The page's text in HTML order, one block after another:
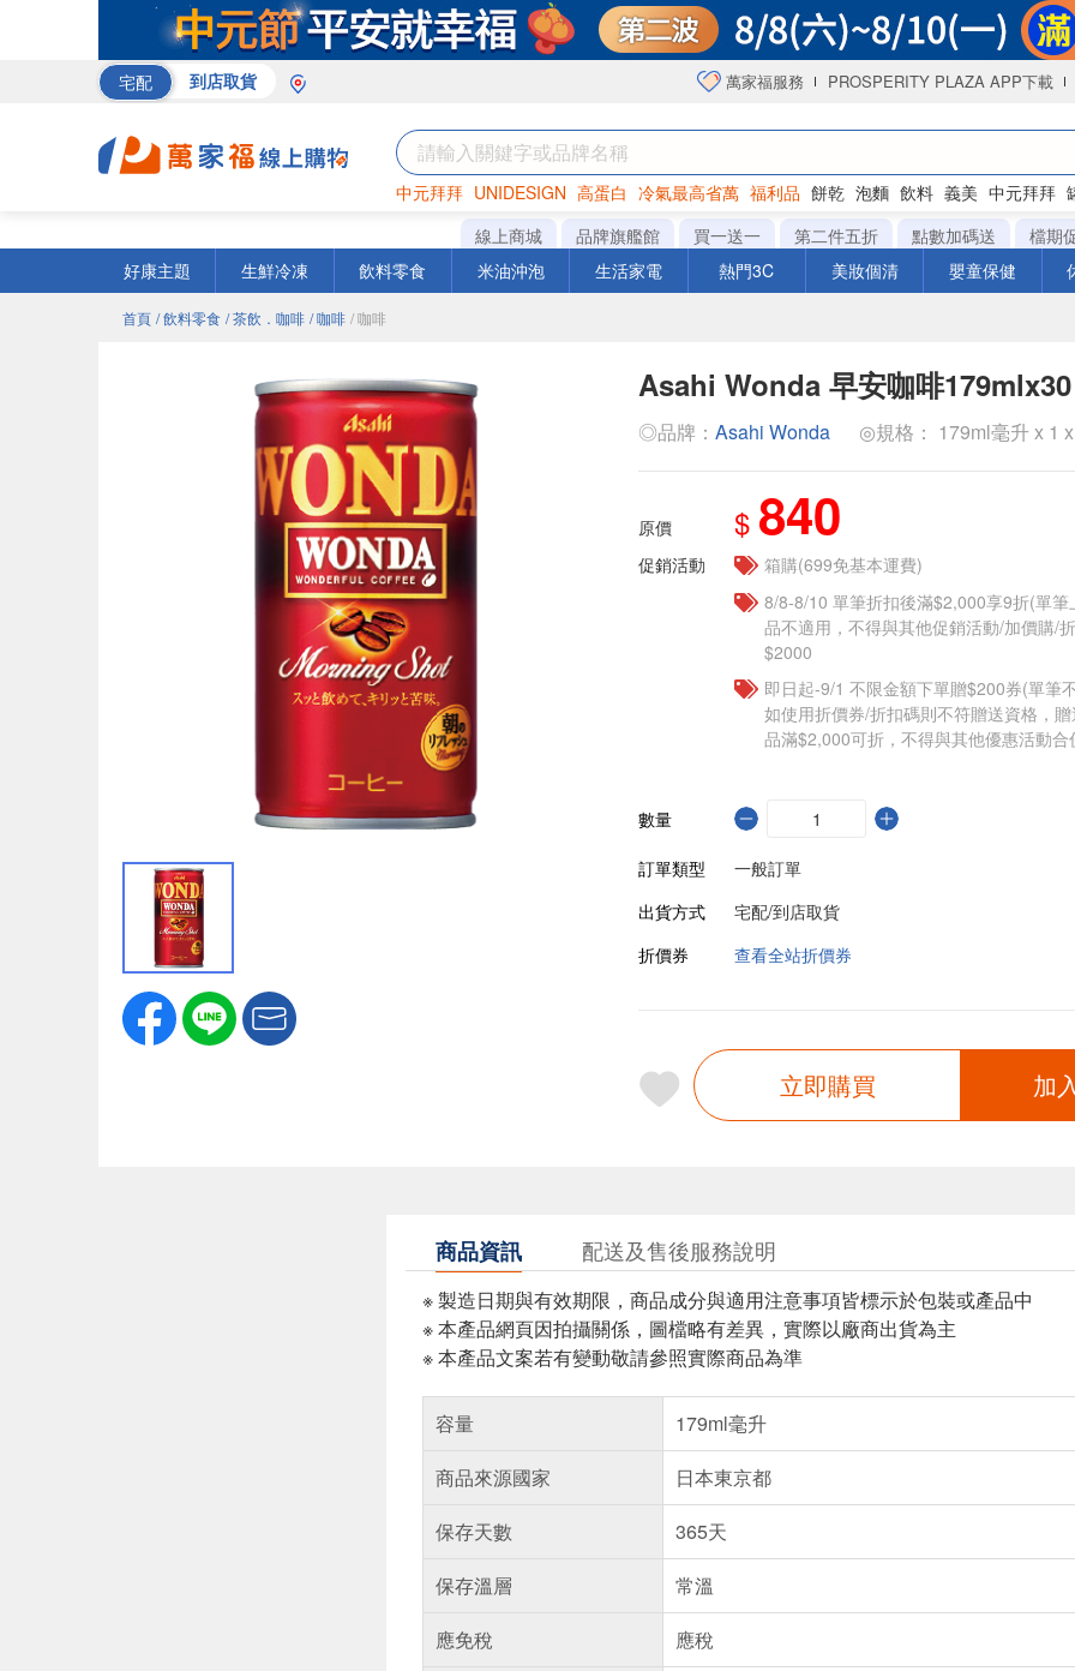
宅配 到店取貨 萬家福服務 PROSPERITY PLAZA APP下載
中元拜拜 UNIDESIGN 高蛋白 冷氣最高省萬 福利品 餅乾 泡麵 飲料 義美 中元拜拜
巧克力 衛生紙 咖啡
線上商城 品牌旗艦館 買一送一 第二件五折 點數加碼送
檔期
好康主題
生鮮冷凍 飲料零食 米油沖泡 生活家電 熱門3C 美妝個清 嬰童保健
首頁 / 飲料零食 / 茶飲．咖啡 / 咖啡 / 咖啡
Asahi Wonda 早安咖啡179mlx30
◎品牌： Asahi Wonda ◎規格： 179ml毫升 x 1
原價 $ 840
促銷活動
箱購(699免基本運費)
8/8-8/10 單筆折扣後滿$2,000享9折(單
品不適用，不得與其他促銷活動/加價購/
$2000
即日起-9/1 不限金額下單贈$200券(單筆
如使用折價券/折扣碼則不符贈送資格，
品滿$2,000可折，不得與其他優惠活動合
數量
訂單類型
一般訂單
出貨方式
宅配/到店取貨
折價券
查看全站折價券
立即購買 加
商品資訊 配送及售後服務說明
※ 製造日期與有效期限，商品成分與適用注意事項皆標示於包裝或產品中
※ 本產品網頁因拍攝關係，圖檔略有差異，實際以廠商出貨為主
※ 本產品文案若有變動敬請參照實際商品為準
容量
179ml毫升
商品來源國家
日本東京都
保存天數
365天
保存溫層
常溫
應免稅
應稅